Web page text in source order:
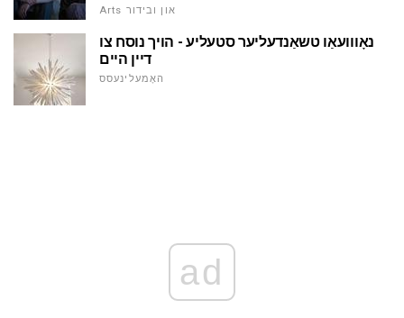
Arts און ובידור
נאָווועאַו טשאַנדעליער סטעליע - הויך נוסח צו
דיין היים
האָמעלינעסס
ad